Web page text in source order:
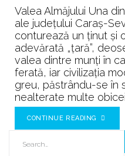
Valea Almăjului Una
ale județului Caraș-
conturează un ținut și
adevărată „țară”,
valea dintre munți în
ferată, iar civilizația
greu, păstrându-se în
nealterate multe
CONTINUE READING